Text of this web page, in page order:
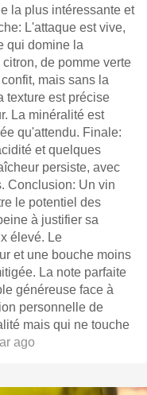
la plus intéressante et
L'attaque est vive,
qui domine la
de pomme verte
mais sans la
texture est précise
La minéralité est
qu'attendu. Finale:
et quelques
persiste, avec
Conclusion: Un vin
le potentiel des
à justifier sa
élevé. Le
et une bouche moins
La note parfaite
généreuse face à
personnelle de
mais qui ne touche
ago